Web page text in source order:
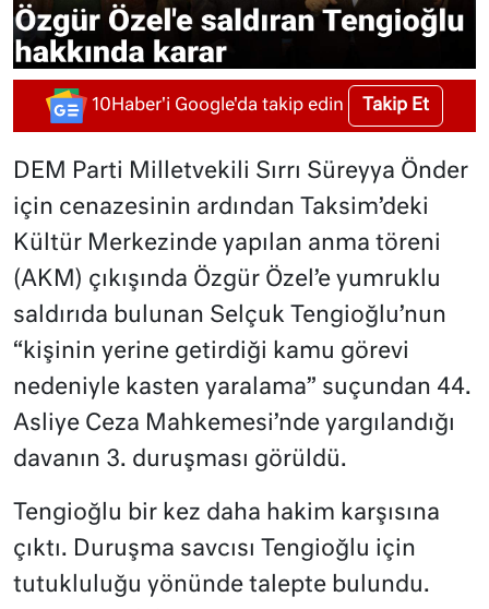
10Haber'i Google'da takip edin Takip Et
DEM Parti Milletvekili Sırrı Süreyya Önder
için cenazesinin ardından Taksim’deki
Kültür Merkezinde yapılan anma töreni
(AKM) çıkışında Özgür Özel’e yumruklu
saldırıda bulunan Selçuk Tengioğlu’nun
“kişinin yerine getirdiği kamu görevi
nedeniyle kasten yaralama” suçundan 44.
Asliye Ceza Mahkemesi’nde yargılandığı
davanın 3. duruşması görüldü.
Tengioğlu bir kez daha hakim karşısına
çıktı. Duruşma savcısı Tengioğlu için
tutukluluğu yönünde talepte bulundu.